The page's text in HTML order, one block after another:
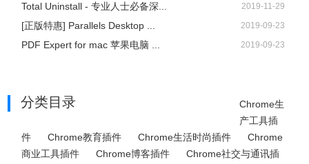
Total Uninstall - 专业人士必备深... 2019-11-29
[正版特惠] Parallels Desktop ... 2019-09-23
PDF Expert for mac 苹果电脑 ... 2019-09-23
分类目录
Chrome生
产工具插
件
Chrome教育插件 Chrome生活时尚插件
Chrome
商业工具插件
Chrome博客插件
Chrome社交与通讯插